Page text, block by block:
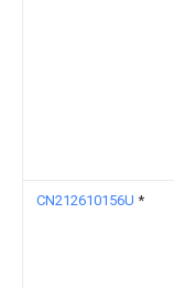
CN212610156U *